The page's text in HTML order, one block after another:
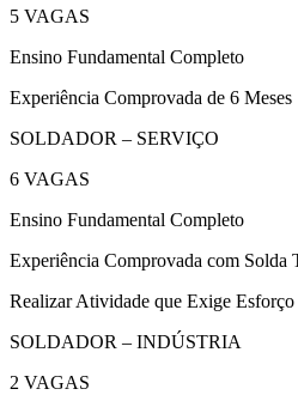
5 VAGAS
Ensino Fundamental Completo
Experiência Comprovada de 6 Meses
SOLDADOR – SERVIÇO
6 VAGAS
Ensino Fundamental Completo
Experiência Comprovada com Solda
Realizar Atividade que Exige
SOLDADOR – INDÚSTRIA
2 VAGAS